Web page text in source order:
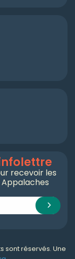
recevoir les
Appalaches
sont réservés. Une